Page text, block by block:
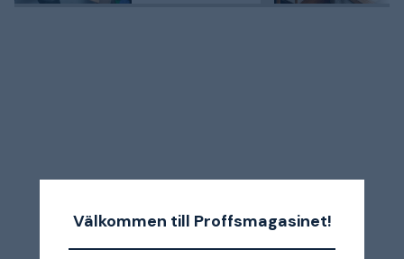
Välkommen till Proffsmagasinet!